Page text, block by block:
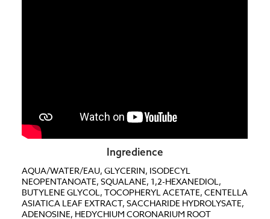
Ingredience
AQUA/WATER/EAU, GLYCERIN, ISODECYL
NEOPENTANOATE, SQUALANE, 1,2-HEXANEDIOL,
BUTYLENE GLYCOL, TOCOPHERYL ACETATE, CENTELLA
ASIATICA LEAF EXTRACT, SACCHARIDE HYDROLYSATE,
ADENOSINE, HEDYCHIUM CORONARIUM ROOT